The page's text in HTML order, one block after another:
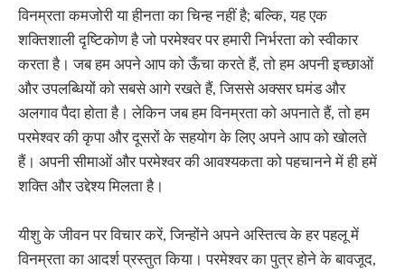
विनम्रता कमजोरी या हीनता का चिन्ह नहीं है; बल्कि, यह एक
शक्तिशाली दृष्टिकोण है जो परमेश्वर पर हमारी निर्भरता को स्वीकार
करता है। जब हम अपने आप को ऊँचा करते हैं, तो हम अपनी इच्छाओं
और उपलब्धियों को सबसे आगे रखते हैं, जिससे अक्सर घमंड और
अलगाव पैदा होता है। लेकिन जब हम विनम्रता को अपनाते हैं, तो हम
परमेश्वर की कृपा और दूसरों के सहयोग के लिए अपने आप को खोलते
हैं। अपनी सीमाओं और परमेश्वर की आवश्यकता को पहचानने में ही हमें
शक्ति और उद्देश्य मिलता है।
यीशु के जीवन पर विचार करें, जिन्होंने अपने अस्तित्व के हर पहलू में
विनम्रता का आदर्श प्रस्तुत किया। परमेश्वर का पुत्र होने के बावजूद,